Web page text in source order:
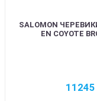
SALOMON
EN COYOTE
11245